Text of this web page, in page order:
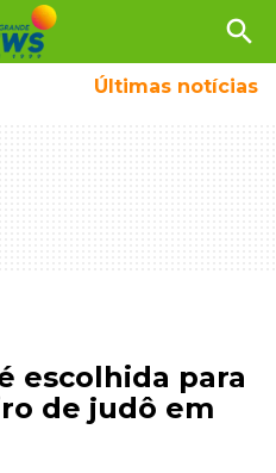
search
Últimas notícias
escolhida para
de judô em